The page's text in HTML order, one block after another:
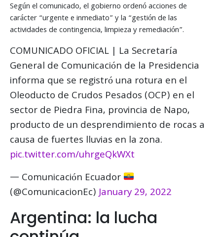
Según el comunicado, el gobierno ordenó acciones de
carácter “urgente e inmediato” y la “gestión de las
actividades de contingencia, limpieza y remediación”.
COMUNICADO OFICIAL | La Secretaría
General de Comunicación de la Presidencia
informa que se registró una rotura en el
Oleoducto de Crudos Pesados (OCP) en el
sector de Piedra Fina, provincia de Napo,
producto de un desprendimiento de rocas a
causa de fuertes lluvias en la zona.
pic.twitter.com/uhrgeQkWXt
— Comunicación Ecuador
(@ComunicacionEc)January 29, 2022
Argentina: la lucha